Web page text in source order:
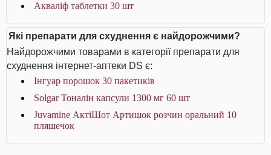
Акваліф таблетки 30 шт
Які препарати для схуднення є найдорожчими?
Найдорожчими товарами в категорії препарати для
схуднення інтернет-аптеки DS є:
Інгуар порошок 30 пакетиків
Solgar Тоналін капсули 1300 мг 60 шт
Juvamine АктіШот Артишок розчин оральний 10
пляшечок